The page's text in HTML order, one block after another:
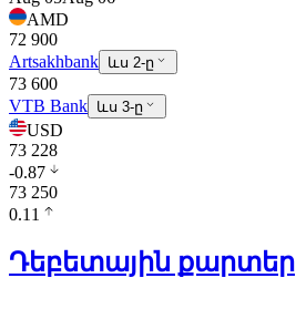
AMD
72 900
Artsakhbank ևս 2-ը
73 600
VTB Bank ևս 3-ը
USD
73 228
-0.87
73 250
0.11
Դեբետային քարտեր